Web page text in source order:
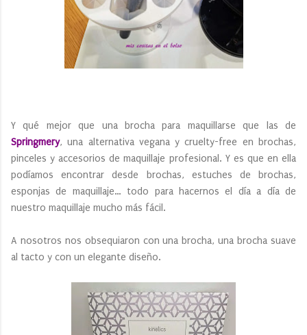
Y qué mejor que una brocha para maquillarse que las de
Springmery, una alternativa vegana y cruelty-free en brochas,
pinceles y accesorios de maquillaje profesional. Y es que en ella
podíamos encontrar desde brochas, estuches de brochas,
esponjas de maquillaje… todo para hacernos el día a día de
nuestro maquillaje mucho más fácil.
A nosotros nos obsequiaron con una brocha, una brocha suave
al tacto y con un elegante diseño.